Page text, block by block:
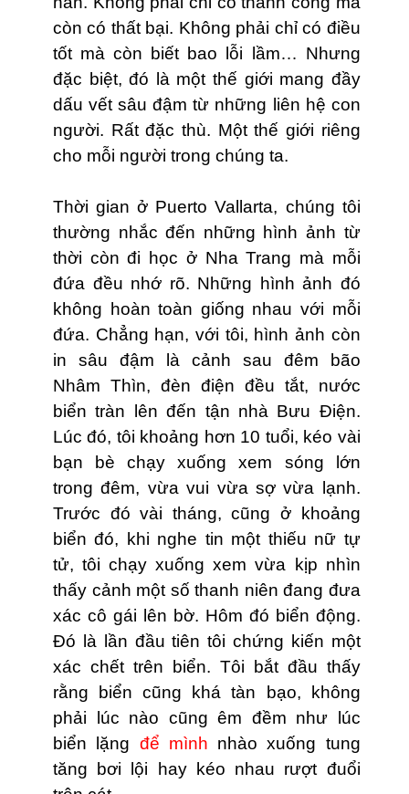
còn có thất bại. Không phải chỉ có điều
tốt mà còn biết bao lỗi lầm… Nhưng
đặc biệt, đó là một thế giới mang đầy
dấu vết sâu đậm từ những liên hệ con
người. Rất đặc thù. Một thế giới riêng
cho mỗi người trong chúng ta.
Thời gian ở Puerto Vallarta, chúng tôi
thường nhắc đến những hình ảnh từ
thời còn đi học ở Nha Trang mà mỗi
đứa đều nhớ rõ. Những hình ảnh đó
không hoàn toàn giống nhau với mỗi
đứa. Chẳng hạn, với tôi, hình ảnh còn
in sâu đậm là cảnh sau đêm bão
Nhâm Thìn, đèn điện đều tắt, nước
biển tràn lên đến tận nhà Bưu Ðiện.
Lúc đó, tôi khoảng hơn 10 tuổi, kéo vài
bạn bè chạy xuống xem sóng lớn
trong đêm, vừa vui vừa sợ vừa lạnh.
Trước đó vài tháng, cũng ở khoảng
biển đó, khi nghe tin một thiếu nữ tự
tử, tôi chạy xuống xem vừa kịp nhìn
thấy cảnh một số thanh niên đang đưa
xác cô gái lên bờ. Hôm đó biển động.
Ðó là lần đầu tiên tôi chứng kiến một
xác chết trên biển. Tôi bắt đầu thấy
rằng biển cũng khá tàn bạo, không
phải lúc nào cũng êm đềm như lúc
biển lặng để mình nhào xuống tung
tăng bơi lội hay kéo nhau rượt đuổi